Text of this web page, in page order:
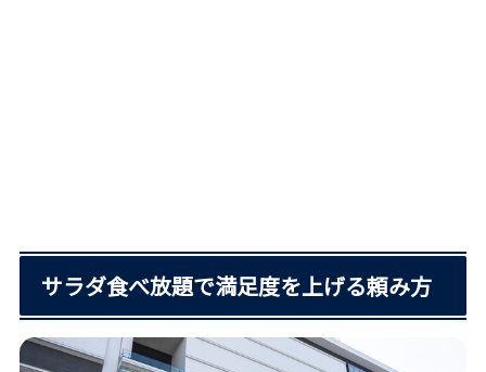
サラダ食べ放題で満足度を上げる頼み方